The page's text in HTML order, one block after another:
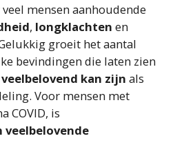
mensen aanhoudende
, longklachten en
groeit het aantal
bevindingen die laten zien
kan zijn als
Voor mensen met
COVID, is